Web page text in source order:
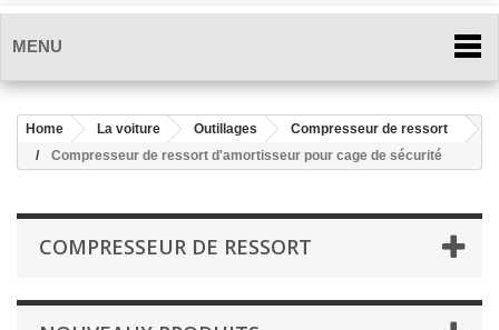
MENU
Home La voiture Outillages
Compresseur de ressort
Compresseur de ressort d'amortisseur pour cage de sécurité
COMPRESSEUR DE RESSORT